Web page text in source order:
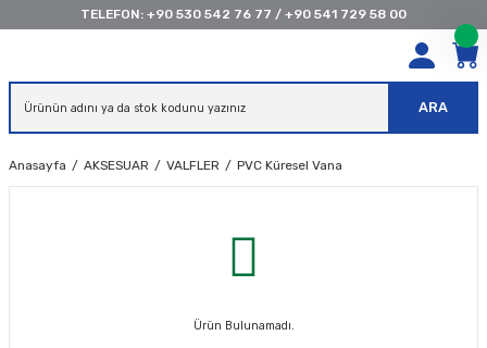
TELEFON: +90 530 542 76 77 / +90 541 729 58 00
ARA
Anasayfa AKSESUAR VALFLER PVC Küresel Vana
Ürün Bulunamadı.